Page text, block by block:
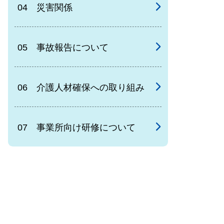
04 災害関係
05 事故報告について
06 介護人材確保への取り組み
07 事業所向け研修について